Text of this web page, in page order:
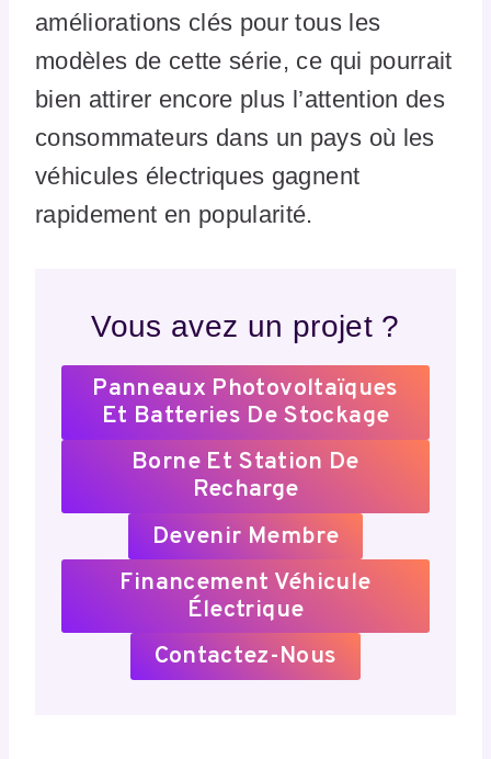
améliorations clés pour tous les
modèles de cette série, ce qui pourrait
bien attirer encore plus l’attention des
consommateurs dans un pays où les
véhicules électriques gagnent
rapidement en popularité.
Vous avez un projet ?
Panneaux Photovoltaïques
Et Batteries De Stockage
Borne Et Station De
Recharge
Devenir Membre
Financement Véhicule
Électrique
Contactez-Nous